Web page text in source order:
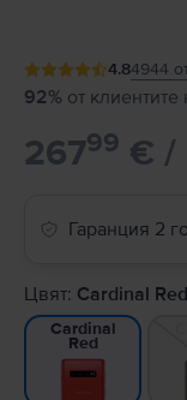
4.84944
92% от
26799 € /
Гаранция 2
Цвят: Cardinal Red
Cardinal
Red